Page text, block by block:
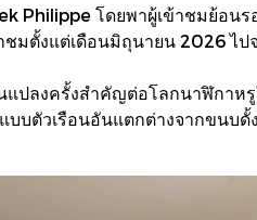
โดยพาผู้เข้าชมย้อน
มตั้งแต่เดือนมิถุนายน 2026 ไ
ลงครั้งสำคัญต่อโลกนาฬิกาห
ตัวเรือนอันแตกต่างจากขนบดั้